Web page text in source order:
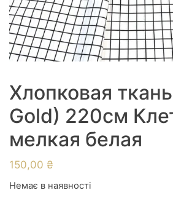
Хлопковая
Gold) 220см
мелкая белая
150,00 ₴
Немає в наявності